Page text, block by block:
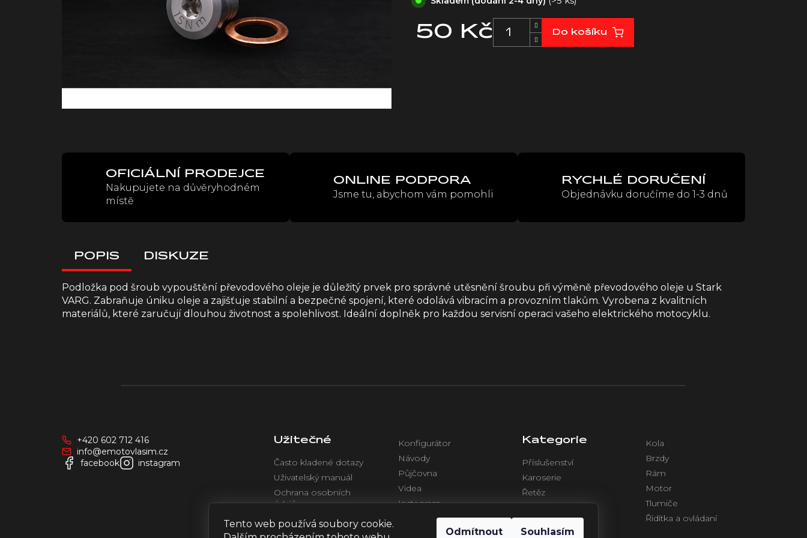
Tento web používá soubory cookie.
Odmítnout Souhlasím
50 Kč
Do košíku
OFICIÁLNÍ PRODEJCE
Nakupujete na důvěryhodném
místě
ONLINE PODPORA
Jsme tu, abychom vám pomohli
RYCHLÉ DORUČENÍ
Objednávku doručíme do 1-3 dnů
POPIS DISKUZE
Podložka pod šroub vypouštění převodového oleje je důležitý prvek pro správné utěsnění šroubu při výměně převodového oleje u Stark
VARG. Zabraňuje úniku oleje a zajišťuje stabilní a bezpečné spojení, které odolává vibracím a provozním tlakům. Vyrobena z kvalitních
materiálů, které zaručují dlouhou životnost a spolehlivost. Ideální doplněk pro každou servisní operaci vašeho elektrického motocyklu.
+420 602 712 416
info@emotovlasim.cz
facebook
instagram
Užitečné
Často kladené dotazy
Uživatelský manuál
Ochrana osobních
údajů
Obchodní podmínky
Konfigurátor
Návody
Půjčovna
Videa
Instagram
Facebook
Kategorie
Příslušenství
Karoserie
Řetěz
Kola
Brzdy
Rám
Motor
Tlumiče
Řídítka a ovládaní